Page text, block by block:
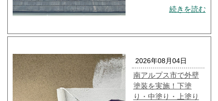
続きを読む
2026年08月04日
南アルプス市で外壁
塗装を実施！下塗
り・中塗り・上塗り